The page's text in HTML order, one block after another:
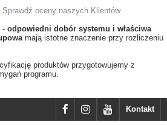
Sprawdź oceny naszych Klientów
- odpowiedni dobór systemu i właściwa
mają istotne znaczenie przy rozliczeniu
produktów przygotowujemy z
programu.
Kontakt